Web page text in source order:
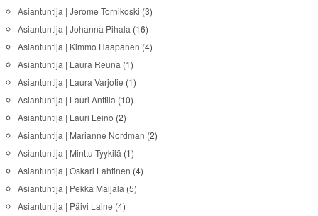
Asiantuntija | Jerome Tornikoski (3)
Asiantuntija | Johanna Pihala (16)
Asiantuntija | Kimmo Haapanen (4)
Asiantuntija | Laura Reuna (1)
Asiantuntija | Laura Varjotie (1)
Asiantuntija | Lauri Anttila (10)
Asiantuntija | Lauri Leino (2)
Asiantuntija | Marianne Nordman (2)
Asiantuntija | Minttu Tyykilä (1)
Asiantuntija | Oskari Lahtinen (4)
Asiantuntija | Pekka Maijala (5)
Asiantuntija | Päivi Laine (4)